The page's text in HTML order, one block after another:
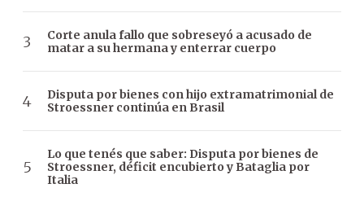
Corte anula fallo que sobreseyó a acusado de
matar a su hermana y enterrar cuerpo
Disputa por bienes con hijo extramatrimonial de
Stroessner continúa en Brasil
Lo que tenés que saber: Disputa por bienes de
Stroessner, déficit encubierto y Bataglia por
Italia